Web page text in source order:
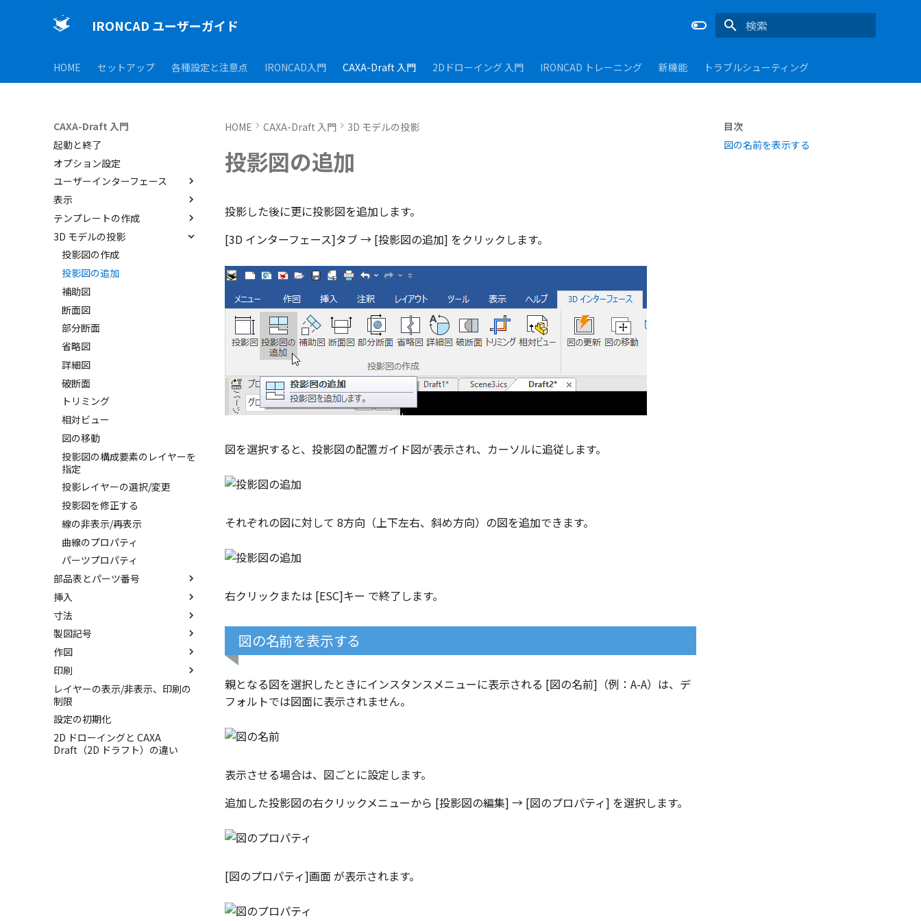
IRONCAD ユーザーガイド
HOME セットアップ 各種設定と注意点 IRONCAD入門 CAXA-Draft 入門 2Dドローイング 入門 IRONCAD トレーニング 新機能 トラブルシューティング
CAXA-Draft 入門
起動と終了
オプション設定
ユーザーインターフェース
ユーザーインターフェースと各
部名称
インターフェースのカスタマイ
ズ
表示
表示操作
シートの切り替え
テンプレートの作成
CAXA Draft のテンプレートに
ついて
テンプレートの作成手順
JIS の BLANK テンプレートを
開く
レイヤーの定義
スタイルの設定
スタイルの作成と削除
テキストスタイル
寸法スタイル
溶接引出線スタイル
幾何公差スタイル
面の指示記号スタイル
溶接記号スタイル
データム記号スタイル
断面記号スタイル
パーツ番号スタイル
部品表スタイル
表スタイル
テンプレートの保存
DWG/DXF とシェイプフォント
の準備
DWG/DXF ファイルを開く
図枠/表題欄の分解
レイアウト設定
テキストの調整/新規作成
図枠/表題欄の定義と保存
図枠/表題欄の属性定義
マッチングルールの作成
3D モデルの投影
投影図の作成
投影図の追加
補助図
断面図
部分断面
省略図
詳細図
破断面
トリミング
相対ビュー
図の移動
投影図の構成要素のレイヤーを
指定
投影レイヤーの選択/変更
投影図を修正する
線の非表示/再表示
曲線のプロパティ
パーツプロパティ
部品表とパーツ番号
3Dとリンクあり
3Dとリンクなし
既存の部品表を変換する
Excel に出力
挿入
ブロック
PDF読み込み
画像の挿入
寸法
寸法の種類
クイック寸法
並列寸法
連続寸法
角度寸法
円弧長さ寸法
一括寸法
製図記号
幾何公差
面の指示記号
溶接記号
引出線
面取り寸法
穴寸法
作図
座標系の設定
座標入力について
オブジェクトの選択
オブジェクト スナップ機能
線
印刷
図面の印刷
スマート印刷
レイヤーの表示/非表示、印刷の
制限
設定の初期化
2D ドローイングと CAXA
Draft（2D ドラフト）の違い
目次
図の名前を表示する
HOME CAXA-Draft 入門 3D モデルの投影
投影図の追加
投影した後に更に投影図を追加します。
[3D インターフェース]タブ → [投影図の追加] をクリックします。
図を選択すると、投影図の配置ガイド図が表示され、カーソルに追従します。
それぞれの図に対して 8方向（上下左右、斜め方向）の図を追加できます。
右クリックまたは [ESC]キー で終了します。
図の名前を表示する
親となる図を選択したときにインスタンスメニューに表示される [図の名前]（例：A-A）は、デ
フォルトでは図面に表示されません。
表示させる場合は、図ごとに設定します。
追加した投影図の右クリックメニューから [投影図の編集] → [図のプロパティ] を選択します。
[図のプロパティ]画面 が表示されます。